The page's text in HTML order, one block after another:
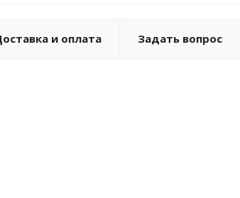
и оплата Задать вопрос